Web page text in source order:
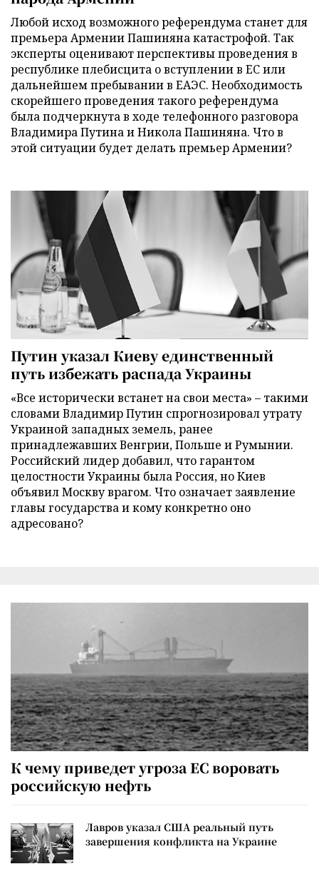
Любой исход возможного референдума станет для
премьера Армении Пашиняна катастрофой. Так
эксперты оценивают перспективы проведения в
республике плебисцита о вступлении в ЕС или
дальнейшем пребывании в ЕАЭС. Необходимость
скорейшего проведения такого референдума
была подчеркнута в ходе телефонного разговора
Владимира Путина и Никола Пашиняна. Что в
этой ситуации будет делать премьер Армении?
Путин указал Киеву единственный
путь избежать распада Украины
«Все исторически встанет на свои места» – такими
словами Владимир Путин спрогнозировал утрату
Украиной западных земель, ранее
принадлежавших Венгрии, Польше и Румынии.
Российский лидер добавил, что гарантом
целостности Украины была Россия, но Киев
объявил Москву врагом. Что означает заявление
главы государства и кому конкретно оно
адресовано?
К чему приведет угроза ЕС воровать
российскую нефть
Лавров указал США реальный путь
завершения конфликта на Украине